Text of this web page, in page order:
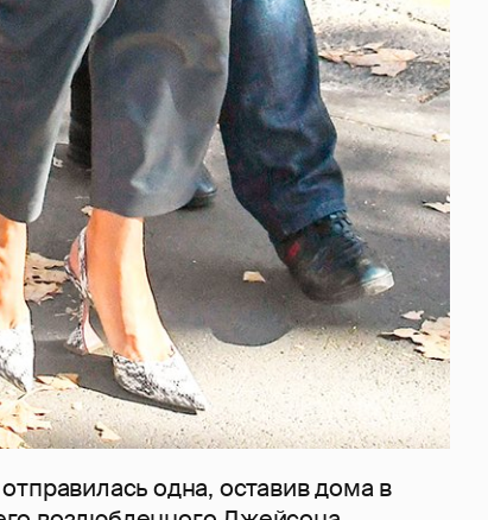
одна, оставив дома в